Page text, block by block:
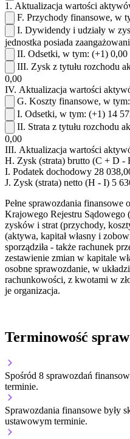
1. Aktualizacja wartości
F. Przychody finansowe, w
I. Dywidendy i udziały w
jednostka posiada
II. Odsetki, w tym: (+1) 0,00
III. Zysk z tytułu rozchodu
0,00
IV. Aktualizacja wartości
G. Koszty finansowe, w tym:
I. Odsetki, w tym: (+1) 14
II. Strata z tytułu rozchodu
0,00
III. Aktualizacja wartości
H. Zysk (strata) brutto (C + D -
I. Podatek dochodowy 28
J. Zysk (strata) netto (H - I) 5
Pełne sprawozdania finansowe
Krajowego Rejestru Sądowego
zysków i strat (przychody,
(aktywa, kapitał własny i
sporządziła - także rachunek
zestawienie zmian w kapitale
osobne sprawozdanie, w
rachunkowości, z kwotami w
je organizacja.
Terminowość
Spośród 8 sprawozdań
terminie.
Sprawozdania finansowe były
ustawowym terminie.